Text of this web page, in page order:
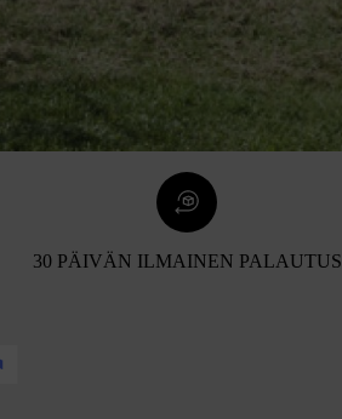
30 PÄIVÄN ILMAINEN PALAUTUS